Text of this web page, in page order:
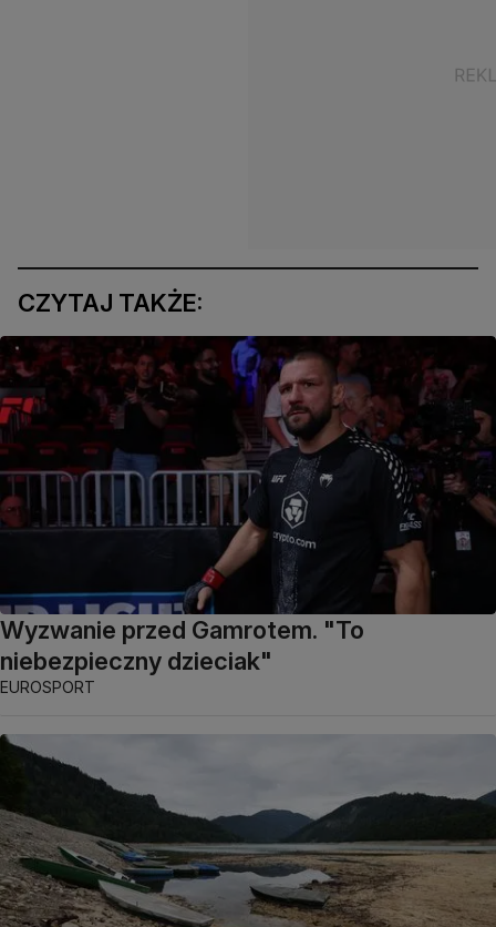
CZYTAJ TAKŻE:
Wyzwanie przed Gamrotem. "To
niebezpieczny dzieciak"
EUROSPORT